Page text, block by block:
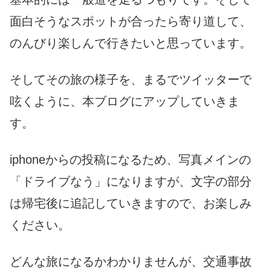
面白そうなスポットが合ったら寄り道して、
のんびり楽しんで行きたいと思っています。
そしてその旅の様子を、まるでツイッターで
呟くように、本ブログにアップしていきま
す。
iphoneからの投稿になるため、写真メインの
「ドライブなう」になりますが、文字の部分
は帰宅後に追記していきますので、お楽しみ
ください。
どんな旅になるかわかりませんが、交通事故